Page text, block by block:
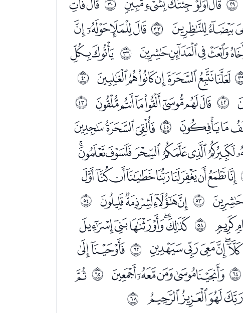
ﰠﯣﯤﯥﯦ
ﰣ ﯼﯽ
ﭑﭒﭓﭔﭕﭖﭗ ﰧ
ﰩ ﭭﭮﭯﭰﭱﭲﭳ ﰪ
ﰬ ﮈﮉﮊ
ﯗﯘﯙﯚﯛﯜﯝﯞﯟﯠ
ﰴ ﯳﯴﯵﯶ ﰵ
ﰹﰉﰊﰋﰌﰍ
ﰽ ﭢﭣ
ﰿﭵﭶﭷﭸﭹ ﱀ ﭻ
ﱃ